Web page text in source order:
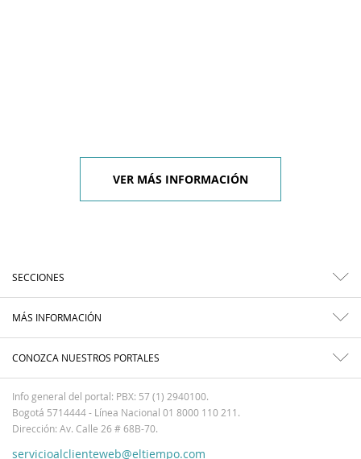
VER MÁS INFORMACIÓN
SECCIONES
MÁS INFORMACIÓN
CONOZCA NUESTROS PORTALES
Info general del portal: PBX: 57 (1) 2940100.
Bogotá 5714444 - Línea Nacional 01 8000 110 211.
Dirección: Av. Calle 26 # 68B-70.
servicioalclienteweb@eltiempo.com